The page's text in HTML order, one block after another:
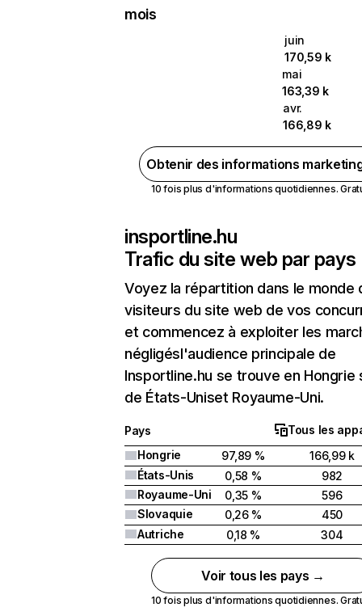
mois
juin
170,59 k
mai
163,39 k
avr.
166,89 k
Obtenir des informations
10 fois plus d'informations quotidiennes.
insportline.hu
Trafic du site web par pays
Voyez la répartition dans le monde
visiteurs du site web de vos
et commencez à exploiter les
négligésl'audience principale de
Insportline.hu se trouve en Hongrie
de États-Uniset Royaume-Uni.
Pays
Tous les
Hongrie
97,89 %
166,99 k
États-Unis
0,58 %
982
Royaume-Uni
0,35 %
596
Slovaquie
0,26 %
450
Autriche
0,18 % 304
Voir tous les pays →
10 fois plus d'informations quotidiennes.